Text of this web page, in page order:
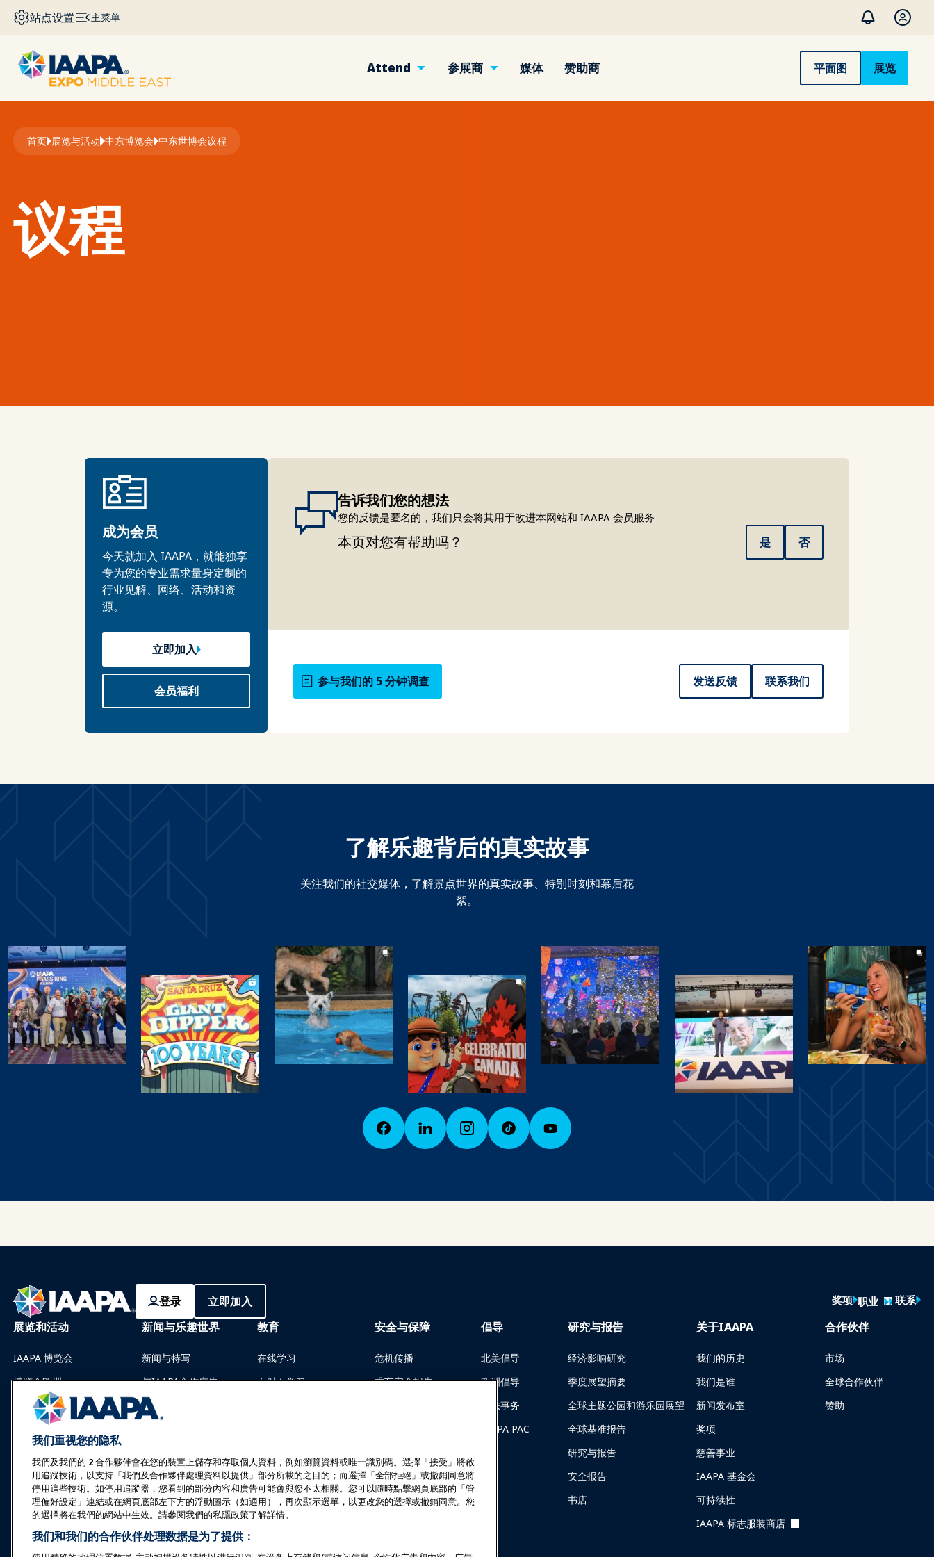
跳转到主要内容
站点设置 主菜单
Attend 参展商 媒体 赞助商 平面图 展览
面包屑
首页 展览与活动 中东博览会 中东世博会议程
议程
成为会员
今天就加入 IAAPA，就能独享
专为您的专业需求量身定制的
行业见解、网络、活动和资
源。
立即加入
会员福利
告诉我们您的想法
您的反馈是匿名的，我们只会将其用于改进本网站和 IAAPA 会员服务
本页对您有帮助吗？ 是 否
参与我们的 5 分钟调查 发送反馈 联系我们
了解乐趣背后的真实故事
关注我们的社交媒体，了解景点世界的真实故事、特别时刻和幕后花
絮。
登录 立即加入 奖项 职业 联系
展览和活动
IAAPA 博览会
博览会欧洲
亚洲博览会
中东博览会
在博览会或活动上发言
预订会议或活动
成为大使
举办活动
新闻与乐趣世界
新闻与特写
与IAAPA合作广告
过往期刊
教育
在线学习
面对面学习
探索
寻找导师
资源
安全与保障
危机传播
乘车安全报告
安全与保障新闻
安全委员会
倡导
北美倡导
欧洲倡导
立法事务
IAAPA PAC
研究与报告
经济影响研究
季度展望摘要
全球主题公园和游乐园展望
全球基准报告
研究与报告
安全报告
书店
关于IAAPA
我们的历史
我们是谁
新闻发布室
奖项
慈善事业
IAAPA 基金会
可持续性
IAAPA 标志服装商店
合作伙伴
市场
全球合作伙伴
赞助
我们重视您的隐私
我們及我們的 2合作夥伴會在您的裝置上儲存和存取個人資料，例如瀏覽資料或唯一識別碼。選擇「接受」將啟
用追蹤技術，以支持「我們及合作夥伴處理資料以提供」部分所載的之目的；而選擇「全部拒絕」或撤銷同意將
停用這些技術。如停用追蹤器，您看到的部分內容和廣告可能會與您不太相關。您可以隨時點擊網頁底部的「管
理偏好設定」連結或在網頁底部左下方的浮動圖示（如適用），再次顯示選單，以更改您的選擇或撤銷同意。您
的選擇將在我們的網站中生效。請參閱我們的私隱政策了解詳情。
我们和我们的合作伙伴处理数据是为了提供：